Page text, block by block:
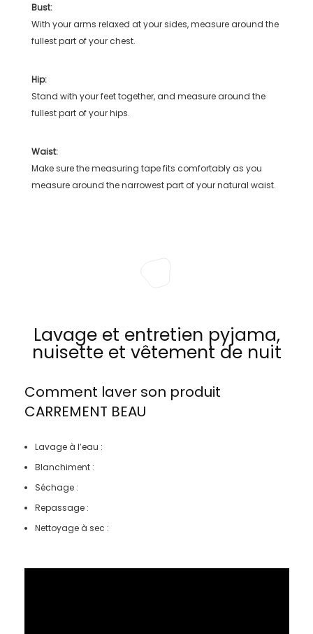
Bust:
With your arms relaxed at your sides, measure around the
fullest part of your chest.
Hip:
Stand with your feet together, and measure around the
fullest part of your hips.
Waist:
Make sure the measuring tape fits comfortably as you
measure around the narrowest part of your natural waist.
Lavage et entretien pyjama,
nuisette et vêtement de nuit
Comment laver son produit
CARREMENT BEAU
Lavage à l’eau :
Blanchiment :
Séchage :
Repassage :
Nettoyage à sec :